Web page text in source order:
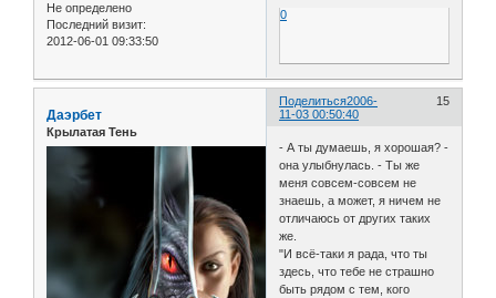
Не определено
Последний визит:
2012-06-01 09:33:50
0
Поделиться 15
2006-
11-03 00:50:40
Даэрбет
Крылатая Тень
- А ты думаешь, я хорошая? -
она улыбнулась. - Ты же
меня совсем-совсем не
знаешь, а может, я ничем не
отличаюсь от других таких
же.
"И всё-таки я рада, что ты
здесь, что тебе не страшно
быть рядом с тем, кого